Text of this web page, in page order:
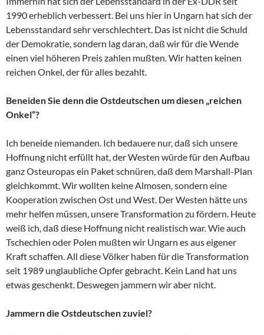
1990 erheblich verbessert. Bei uns hier in Ungarn hat sich der
Lebensstandard sehr verschlechtert. Das ist nicht die Schuld
der Demokratie, sondern lag daran, daß wir für die Wende
einen viel höheren Preis zahlen mußten. Wir hatten keinen
reichen Onkel, der für alles bezahlt.
Beneiden Sie denn die Ostdeutschen um diesen „reichen
Onkel“?
Ich beneide niemanden. Ich bedauere nur, daß sich unsere
Hoffnung nicht erfüllt hat, der Westen würde für den Aufbau
ganz Osteuropas ein Paket schnüren, daß dem Marshall-Plan
gleichkommt. Wir wollten keine Almosen, sondern eine
Kooperation zwischen Ost und West. Der Westen hätte uns
mehr helfen müssen, unsere Transformation zu fördern. Heute
weiß ich, daß diese Hoffnung nicht realistisch war. Wie auch
Tschechien oder Polen mußten wir Ungarn es aus eigener
Kraft schaffen. All diese Völker haben für die Transformation
seit 1989 unglaubliche Opfer gebracht. Kein Land hat uns
etwas geschenkt. Deswegen jammern wir aber nicht.
Jammern die Ostdeutschen zuviel?